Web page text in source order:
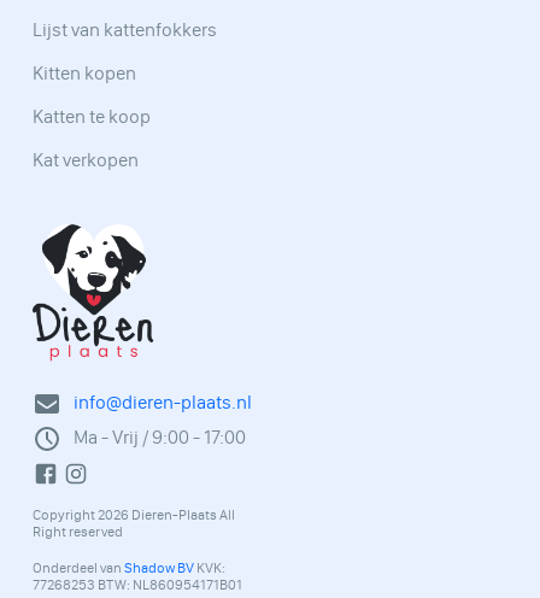
info@dieren-plaats.nl
Ma - Vrij / 9:00 - 17:00
Copyright 2026 Dieren-Plaats All
Right reserved
Onderdeel van Shadow BV KVK:
77268253 BTW: NL860954171B01
Lijst van kattenfokkers
Kitten kopen
Katten te koop
Kat verkopen